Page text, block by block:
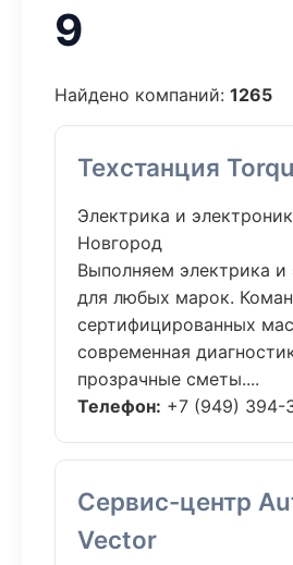
9
Найдено компаний: 1265
Техстанция
Электрика и
Новгород
Выполняем электрика и
для любых марок.
сертифицированных
современная
прозрачные сметы....
Телефон: +7 (949) 394-
Сервис-центр
Vector